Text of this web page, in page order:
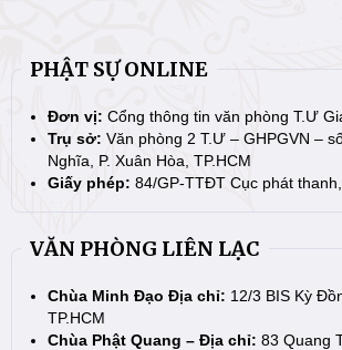
PHẬT SỰ ONLINE
Đơn vị: Cổng thông tin văn phòng T.Ư
Trụ sở: Văn phòng 2 T.Ư – GHPGVN –
Nghĩa, P. Xuân Hòa, TP.HCM
Giấy phép: 84/GP-TTĐT Cục phát
VĂN PHÒNG LIÊN LẠC
Chùa Minh Đạo Địa chỉ: 12/3 BIS Kỳ
TP.HCM
Chùa Phật Quang – Địa chỉ: 83 Quang